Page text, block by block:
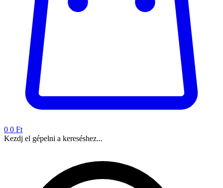
0 0 Ft
Kezdj el gépelni a kereséshez...